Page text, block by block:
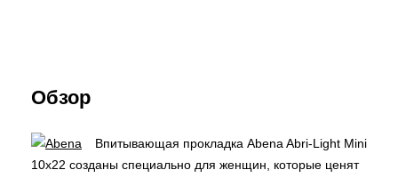
Обзор
Впитывающая прокладка Abena Abri-Light Mini
10х22 созданы специально для женщин, которые ценят